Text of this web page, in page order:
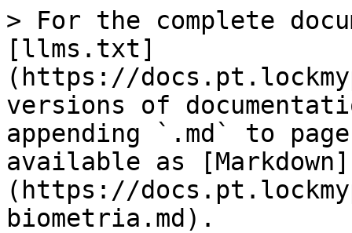
> For the complete
[llms.txt]
(https://
versions of
appending `.md` to
available as [Markdown]
(https://
biometria.md).